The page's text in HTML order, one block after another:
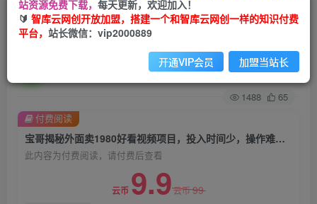
宝哥揭秘外面卖1980好看视频项目，投入时间
少，操作难度低
关注 私信
1488 65
宝哥揭秘外面卖1980好看视频项目，投入时间少，操作难度低
此内容为付费阅读，请付费后查看
云币 9.9云币99
付费阅读
站资源免费下载， 每天更新，欢迎加入！
🔰 智库云网创开放加盟，搭建一个和智库云网创一样的知识付费
平台， 站长微信：vip2000889
开通VIP会员 加盟当站长